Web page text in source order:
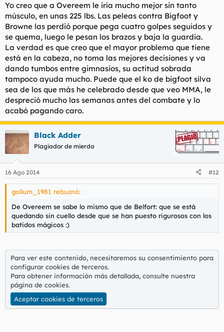
Yo creo que a Overeem le iría mucho mejor sin tanto
músculo, en unas 225 lbs. Las peleas contra Bigfoot y
Browne las perdió porque pega cuatro golpes seguidos y
se quema, luego le pesan los brazos y baja la guardia.
La verdad es que creo que el mayor problema que tiene
está en la cabeza, no toma las mejores decisiones y va
dando tumbos entre gimnasios, su actitud sobrada
tampoco ayuda mucho. Puede que el ko de bigfoot silva
sea de los que más he celebrado desde que veo MMA, le
despreció mucho las semanas antes del combate y lo
acabó pagando caro.
Black Adder
Plagiador de mierda
16 Ago 2014 #12
gollum_1981 rebuznó:
De Overeem se sabe lo mismo que de Belfort: que se está
quedando sin cuello desde que se han puesto rigurosos con los
batidos mágicos :)
Para ver este contenido, necesitaremos su consentimiento para
configurar cookies de terceros.
Para obtener información más detallada, consulte nuestra
página de cookies.
Aceptar cookies de terceros